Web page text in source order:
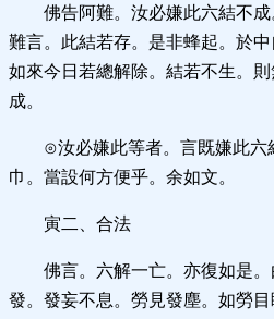
佛告阿難。汝必嫌此六結不
難言。此結若存。是非蜂起。於中
如來今日若總解除。結若不生。
成。
⊙汝必嫌此等者。言既嫌此六
巾。當設何方便乎。余如文。
寅二、合法
佛言。六解一亡。亦復如是
發。發妄不息。勞見發塵。如勞